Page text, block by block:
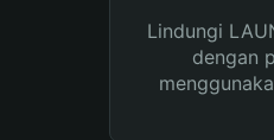
Lindungi
dengan